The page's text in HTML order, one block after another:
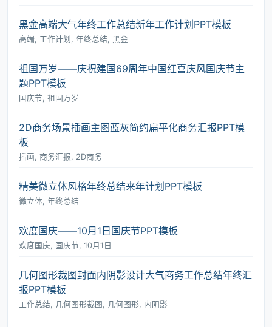
黑金高端大气年终工作总结新年工作计划PPT模板
高端, 工作计划, 年终总结, 黑金
祖国万岁――庆祝建国69周年中国红喜庆风国庆节主
题PPT模板
国庆节, 祖国万岁
2D商务场景插画主图蓝灰简约扁平化商务汇报PPT模
板
插画, 商务汇报, 2D商务
精美微立体风格年终总结来年计划PPT模板
微立体, 年终总结
欢度国庆――10月1日国庆节PPT模板
欢度国庆, 国庆节, 10月1日
几何图形裁图封面内阴影设计大气商务工作总结年终汇
报PPT模板
工作总结, 几何图形裁图, 几何图形, 内阴影